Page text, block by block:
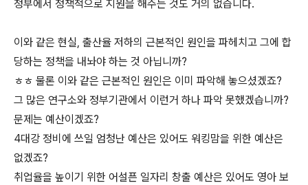
정부에서 정책적으로 지원을 해주는 것도 거의 없습니다.
이와 같은 현실, 출산율 저하의 근본적인 원인을 파헤치고 그에 합
당하는 정책을 내놔야 하는 것 아닙니까?
ㅎㅎ 물론 이와 같은 근본적인 원인은 이미 파악해 놓으셨겠죠?
그 많은 연구소와 정부기관에서 이런거 하나 파악 못했겠습니까?
문제는 예산이겠죠?
4대강 정비에 쓰일 엄청난 예산은 있어도 워킹맘을 위한 예산은
없겠죠?
취업율을 높이기 위한 어설픈 일자리 창출 예산은 있어도 영아 보